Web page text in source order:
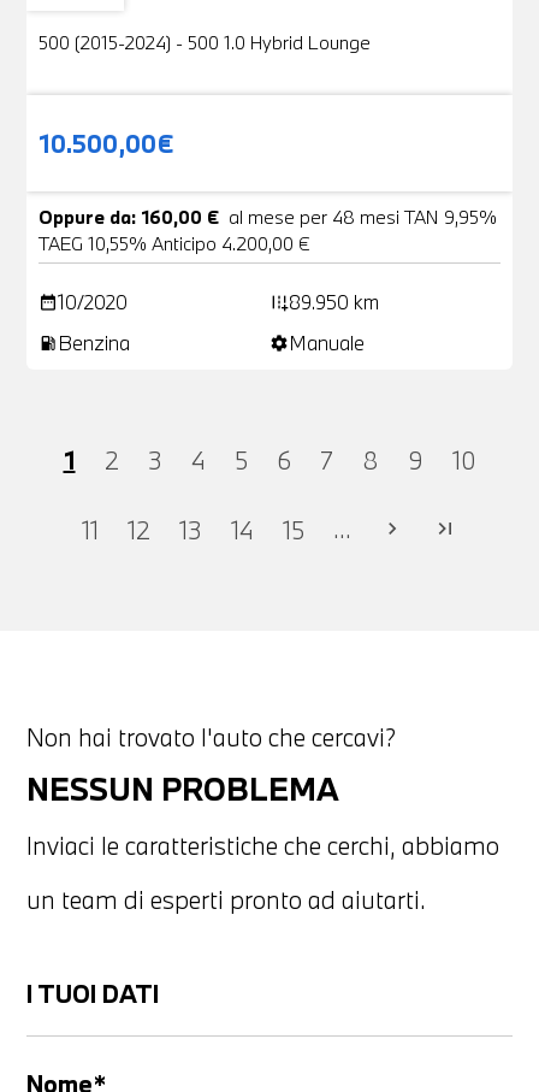
500 (2015-2024) - 500 1.0 Hybrid Lounge
10.500,00€
Oppure da: 160,00 € al mese per 48 mesi TAN 9,95%
TAEG 10,55% Anticipo 4.200,00 €
date_range10/2020 add_road89.950 km
local_gas_station Benzina settingsManuale
1 2 3 4 5 6 7 8 9 10
11 12 13 14 15 ... chevron_right last_page
Non hai trovato l'auto che cercavi?
NESSUN PROBLEMA
Inviaci le caratteristiche che cerchi, abbiamo
un team di esperti pronto ad aiutarti.
I TUOI DATI
Nome*